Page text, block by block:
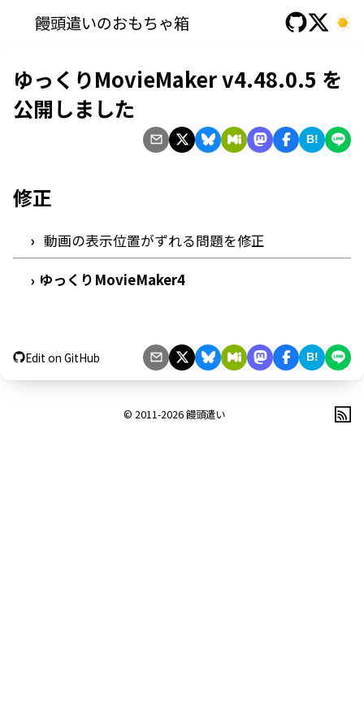
饅頭遣いのおもちゃ箱
ゆっくりMovieMaker v4.48.0.5 を
公開しました
B!
修正
動画の表示位置がずれる問題を修正
› ゆっくりMovieMaker4
Edit on GitHub B!
© 2011-2026饅頭遣い